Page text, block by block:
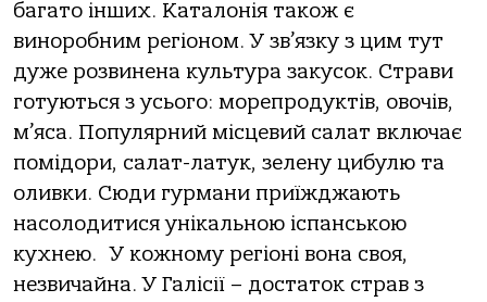
багато інших. Каталонія також є
виноробним регіоном. У зв’язку з цим тут
дуже розвинена культура закусок. Страви
готуються з усього: морепродуктів, овочів,
м’яса. Популярний місцевий салат включає
помідори, салат-латук, зелену цибулю та
оливки. Сюди гурмани приїжджають
насолодитися унікальною іспанською
кухнею. У кожному регіоні вона своя,
незвичайна. У Галісії – достаток страв з